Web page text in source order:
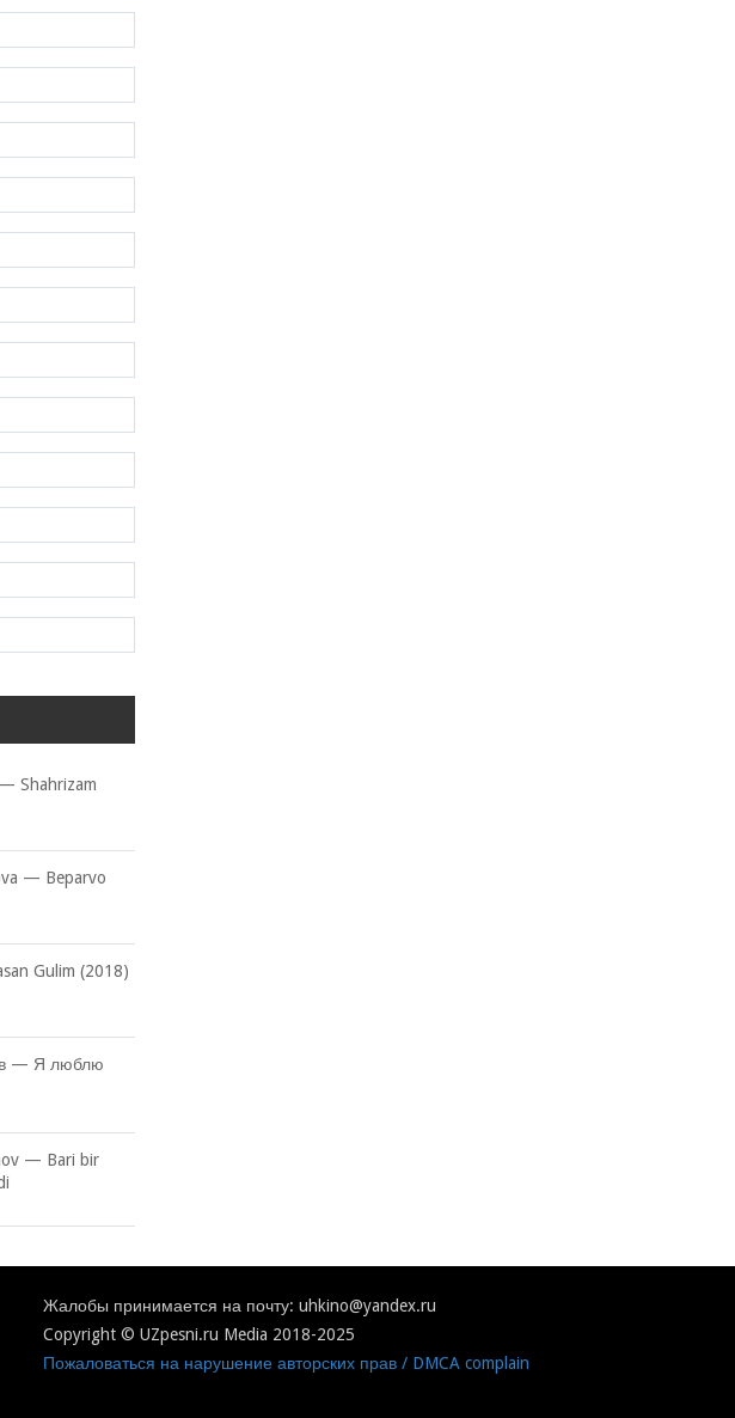
Shahrizam
— Beparvo
Gulim (2018)
— Я люблю
— Bari bir
Жалобы принимается на почту: uhkino@yandex.ru
Copyright © UZpesni.ru Media 2018-2025
Пожаловаться на нарушение авторских прав / DMCA complain